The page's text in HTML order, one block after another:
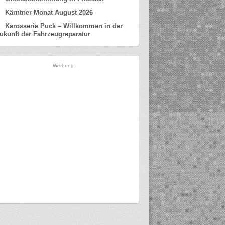
Kärntner Monat August 2026
Karosserie Puck – Willkommen in der
der Fahrzeugreparatur
Werbung